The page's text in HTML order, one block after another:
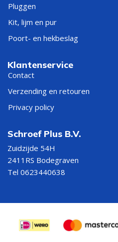
Pluggen
Kit, lijm en pur
Poort- en hekbeslag
Klantenservice
Contact
Verzending en retouren
Privacy policy
Schroef Plus B.V.
Zuidzijde 54H
2411RS Bodegraven
Tel 0623440638